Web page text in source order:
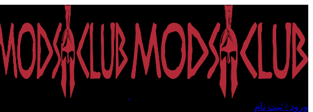
ورود / ثبت نام